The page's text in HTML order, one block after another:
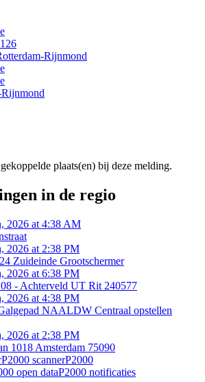
Rijnmond
plaats(en) bij deze melding.
in de regio
2026 at 4:38 AM
2026 at 2:38 PM
Zuideinde Grootschermer
2026 at 6:38 PM
- Achterveld UT Rit 240577
2026 at 4:38 PM
NAALDW Centraal opstellen
2026 at 2:38 PM
1018 Amsterdam 75090
P2000 scannerP2000
open dataP2000 notificaties